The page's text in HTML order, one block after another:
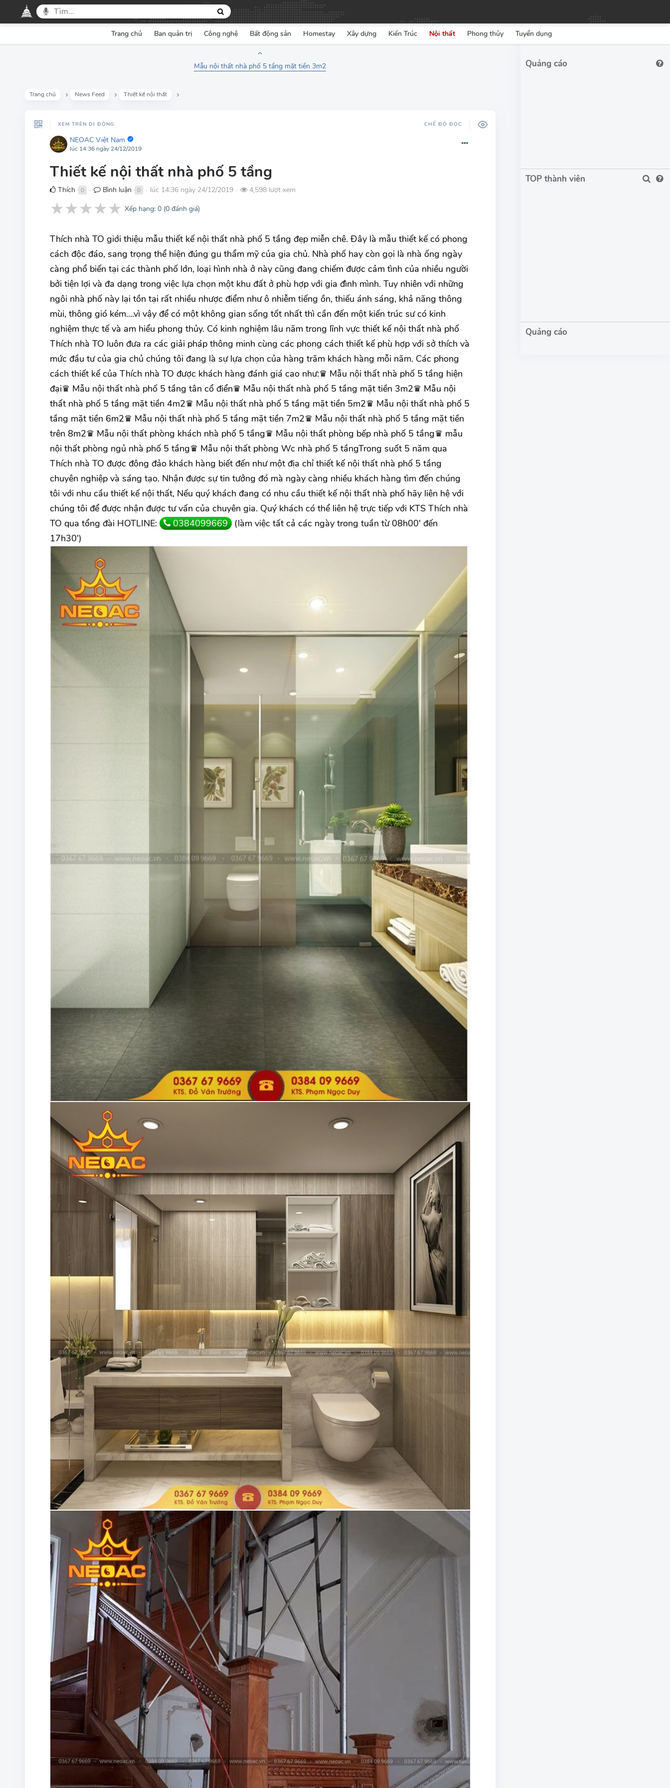
Trang chủ Ban quản trị Công nghệ Bất động sản Homestay Xây dựng Kiến Trúc Nội thất Phong thủy Tuyển dụng
Mẫu nội thất nhà phố 5 tầng mặt tiền 3m2
Trang chủ News Feed Thiết kế nội thất
XEM TRÊN DI ĐỘNG CHẾ ĐỘ ĐỌC
NEOAC Việt Nam
lúc 14:36 ngày 24/12/2019
Thiết kế nội thất nhà phố 5 tầng
Thích 0 ● Bình luận 0 ● lúc 14:36 ngày 24/12/2019 ● 4,598 lượt xem
★★★★★ Xếp hạng: 0 (0đánh giá)
Thích nhà TO giới thiệu mẫu thiết kế nội thất nhà phố 5 tầng đẹp miễn chê. Đây là mẫu thiết kế có phong
cách độc đáo, sang trọng thể hiện đúng gu thẩm mỹ của gia chủ. Nhà phố hay còn gọi là nhà ống ngày
càng phổ biến tại các thành phố lớn, loại hình nhà ở này cũng đang chiếm được cảm tình của nhiều người
bởi tiện lợi và đa dạng trong việc lựa chọn một khu đất ở phù hợp với gia đình mình. Tuy nhiên với những
ngôi nhà phố này lại tồn tại rất nhiều nhược điểm như ô nhiễm tiếng ồn, thiếu ánh sáng, khả năng thông
mùi, thông gió kém....vì vậy để có một không gian sống tốt nhất thì cần đến một kiến trúc sư có kinh
nghiệm thực tế và am hiểu phong thủy. Có kinh nghiệm lâu năm trong lĩnh vực thiết kế nội thất nhà phố
Thích nhà TO luôn đưa ra các giải pháp thông minh cùng các phong cách thiết kế phù hợp với sở thích và
mức đầu tư của gia chủ chúng tôi đang là sự lựa chọn của hàng trăm khách hàng mỗi năm. Các phong
cách thiết kế của Thích nhà TO được khách hàng đánh giá cao như:♛ Mẫu nội thất nhà phố 5 tầng hiện
đại♛ Mẫu nội thất nhà phố 5 tầng tân cổ điển♛ Mẫu nội thất nhà phố 5 tầng mặt tiền 3m2♛ Mẫu nội
thất nhà phố 5 tầng mặt tiền 4m2♛ Mẫu nội thất nhà phố 5 tầng mặt tiền 5m2♛ Mẫu nội thất nhà phố 5
tầng mặt tiền 6m2♛ Mẫu nội thất nhà phố 5 tầng mặt tiền 7m2♛ Mẫu nội thất nhà phố 5 tầng mặt tiền
trên 8m2♛ Mẫu nội thất phòng khách nhà phố 5 tầng♛ Mẫu nội thất phòng bếp nhà phố 5 tầng♛ mẫu
nội thất phòng ngủ nhà phố 5 tầng♛ Mẫu nội thất phòng Wc nhà phố 5 tầngTrong suốt 5 năm qua
Thích nhà TO được đông đảo khách hàng biết đến như một địa chỉ thiết kế nội thất nhà phố 5 tầng
chuyên nghiệp và sáng tạo. Nhận được sự tin tưởng đó mà ngày càng nhiều khách hàng tìm đến chúng
tôi với nhu cầu thiết kế nội thất, Nếu quý khách đang có nhu cầu thiết kế nội thất nhà phố hãy liên hệ với
chúng tôi để được nhận được tư vấn của chuyên gia. Quý khách có thể liên hệ trực tiếp với KTS Thích nhà
TO qua tổng đài HOTLINE:
0384099669 (làm việc tất cả các ngày trong tuần từ 08h00' đến
17h30')
TOP thành viên